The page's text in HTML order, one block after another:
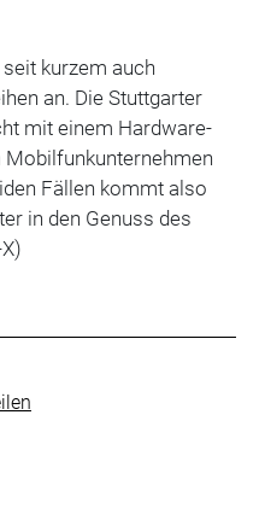
kurzem auch
an. Die Stuttgarter
mit einem Hardware-
Fällen kommt also
in den Genuss des